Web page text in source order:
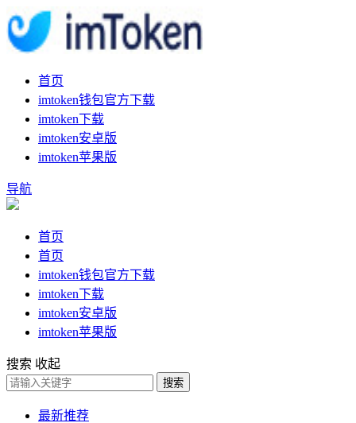
首页
imtoken钱包官方下载
imtoken下载
imtoken安卓版
imtoken苹果版
导航
首页
首页
imtoken钱包官方下载
imtoken下载
imtoken安卓版
imtoken苹果版
搜索 收起
搜索
最新推荐